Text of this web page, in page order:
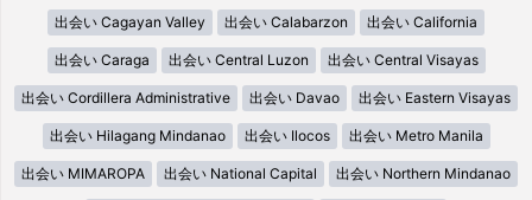
出会い Cagayan Valley 出会い Calabarzon 出会い California
出会い Caraga 出会い Central Luzon 出会い Central Visayas
出会い Cordillera Administrative 出会い Davao 出会い Eastern Visayas
出会い Hilagang Mindanao 出会い Ilocos 出会い Metro Manila
出会い MIMAROPA 出会い National Capital 出会い Northern Mindanao